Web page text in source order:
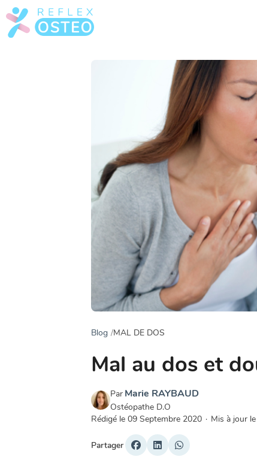
Blog MAL DE DOS
Mal au dos et
Par Marie RAYBAUD
Ostéopathe D.O
Rédigé le 09 Septembre 2020 · Mis à jour le
Partager